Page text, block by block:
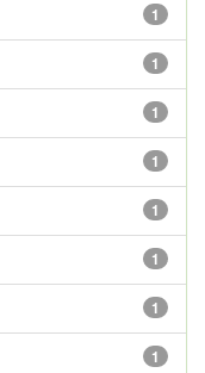
1
1
1
1
1
1
1
1